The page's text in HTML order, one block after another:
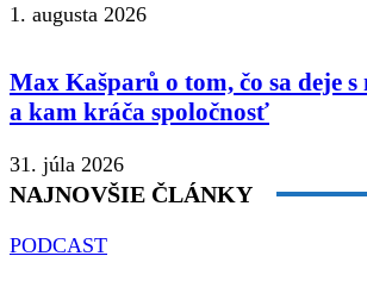
1. augusta 2026
Max Kašparů o tom, čo sa deje
a kam kráča spoločnosť
31. júla 2026
NAJNOVŠIE ČLÁNKY
PODCAST